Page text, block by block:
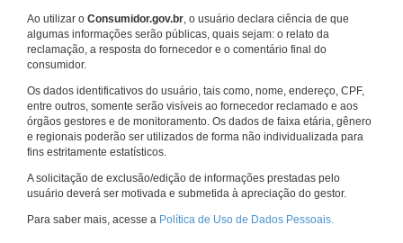
Ao utilizar o Consumidor.gov.br , o usuário declara ciência de que
algumas informações serão públicas, quais sejam: o relato da
reclamação, a resposta do fornecedor e o comentário final do
consumidor.
Os dados identificativos do usuário, tais como, nome, endereço, CPF,
entre outros, somente serão visíveis ao fornecedor reclamado e aos
órgãos gestores e de monitoramento. Os dados de faixa etária, gênero
e regionais poderão ser utilizados de forma não individualizada para
fins estritamente estatísticos.
A solicitação de exclusão/edição de informações prestadas pelo
usuário deverá ser motivada e submetida à apreciação do gestor.
Para saber mais, acesse a Política de Uso de Dados Pessoais.